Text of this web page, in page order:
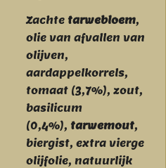
Zachte tarwebloem,
olie van afvallen van
olijven,
aardappelkorrels,
tomaat (3,7%), zout,
basilicum
(0,4%), tarwemout,
biergist, extra vierge
olijfolie, natuurlijk